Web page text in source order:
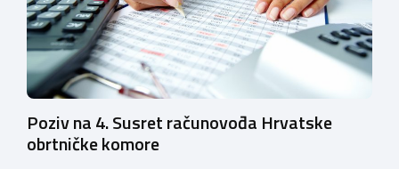
Poziv na 4. Susret računovođa Hrvatske
obrtničke komore